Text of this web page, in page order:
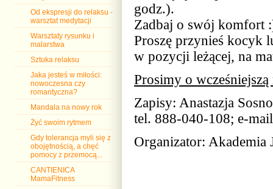
Od ekspresji do relaksu -
warsztat medytacji
Warsztaty rysunku i
malarstwa
Sztuka relaksu
Jaka jesteś w miłości:
nowoczesna czy
romantyczna?
Mandala na nowy rok
Żyć swoim rytmem
Gdy tolerancja myli się z
obojętnością, a chęć
pomocy z przemocą...
CANTIENICA
MamaFitness
godz.).
Zadbaj o swój komfort
Proszę przynieś kocyk
w pozycji leżącej, na
Prosimy o
Zapisy: Anastazja
tel. 888-040-108; e-
Organizator: